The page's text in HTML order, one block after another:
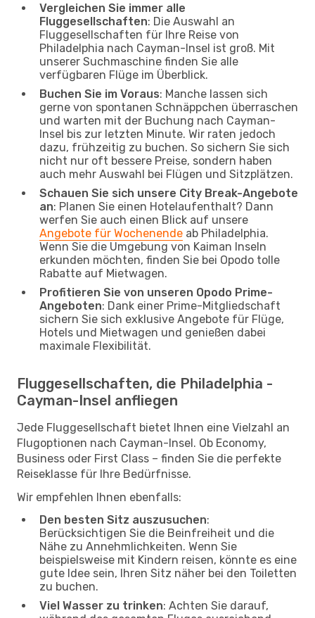
Vergleichen Sie immer alle
Fluggesellschaften: Die Auswahl an
Fluggesellschaften für Ihre Reise von
Philadelphia nach Cayman-Insel ist groß. Mit
unserer Suchmaschine finden Sie alle
verfügbaren Flüge im Überblick.
Buchen Sie im Voraus: Manche lassen sich
gerne von spontanen Schnäppchen überraschen
und warten mit der Buchung nach Cayman-
Insel bis zur letzten Minute. Wir raten jedoch
dazu, frühzeitig zu buchen. So sichern Sie sich
nicht nur oft bessere Preise, sondern haben
auch mehr Auswahl bei Flügen und Sitzplätzen.
Schauen Sie sich unsere City Break-Angebote
an: Planen Sie einen Hotelaufenthalt? Dann
werfen Sie auch einen Blick auf unsere
Angebote für Wochenende ab Philadelphia.
Wenn Sie die Umgebung von Kaiman Inseln
erkunden möchten, finden Sie bei Opodo tolle
Rabatte auf Mietwagen.
Profitieren Sie von unseren Opodo Prime-
Angeboten: Dank einer Prime-Mitgliedschaft
sichern Sie sich exklusive Angebote für Flüge,
Hotels und Mietwagen und genießen dabei
maximale Flexibilität.
Fluggesellschaften, die Philadelphia -
Cayman-Insel anfliegen
Jede Fluggesellschaft bietet Ihnen eine Vielzahl an
Flugoptionen nach Cayman-Insel. Ob Economy,
Business oder First Class – finden Sie die perfekte
Reiseklasse für Ihre Bedürfnisse.
Wir empfehlen Ihnen ebenfalls:
Den besten Sitz auszusuchen:
Berücksichtigen Sie die Beinfreiheit und die
Nähe zu Annehmlichkeiten. Wenn Sie
beispielsweise mit Kindern reisen, könnte es eine
gute Idee sein, Ihren Sitz näher bei den Toiletten
zu buchen.
Viel Wasser zu trinken: Achten Sie darauf,